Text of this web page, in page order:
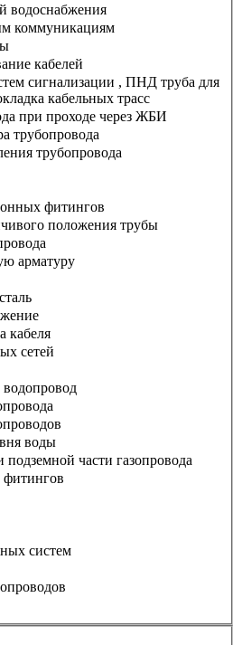
водоснабжения
коммуникациям
кабелей
кабельных трасс
при проходе через ЖБИ
трубопровода
трубопровода
фитингов
положения трубы
арматуру
кабеля
сетей
воды
подземной части газопровода
систем